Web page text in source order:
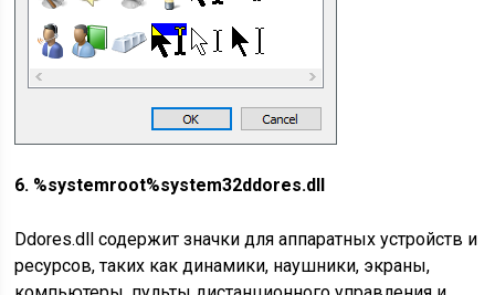
6. %systemroot%system32ddores.dll
Ddores.dll содержит значки для аппаратных устройств и
ресурсов, таких как динамики, наушники, экраны,